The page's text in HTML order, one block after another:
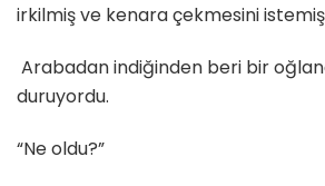
irkilmiş ve kenara çekmesini
Arabadan indiğinden beri bir
duruyordu.
“Ne oldu?”